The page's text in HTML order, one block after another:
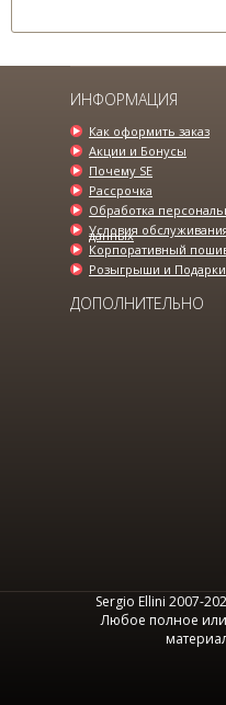
ИНФОРМАЦИЯ
Как оформить заказ
Акции и Бонусы
Почему SE
Рассрочка
Обработка
данных
Условия
Корпоративный
Розыгрыши и Подарки
ДОПОЛНИТЕЛЬНО
Sergio Ellini 2007-
Любое полное